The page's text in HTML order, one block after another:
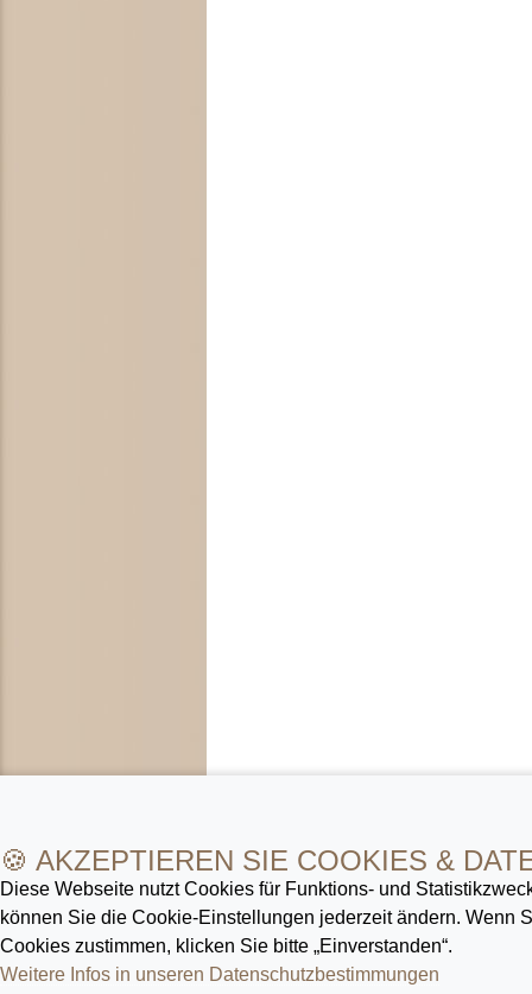
🍪 AKZEPTIEREN SIE COOKIES &
Diese Webseite nutzt Cookies für Funktions- und
können Sie die Cookie-Ein­stellungen jederzeit ändern. Wenn
Cookies zustimmen, klicken Sie bitte „Einverstanden“.
Weitere Infos in unseren Datenschutz­bestimmungen